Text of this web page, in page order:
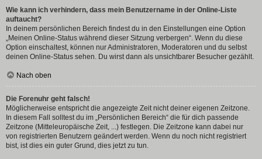
Wie kann ich verhindern, dass mein Benutzername in der Online-Liste
auftaucht?
In deinem persönlichen Bereich findest du in den Einstellungen eine Option
„Meinen Online-Status während dieser Sitzung verbergen“. Wenn du diese
Option einschaltest, können nur Administratoren, Moderatoren und du selbst
deinen Online-Status sehen. Du wirst dann als unsichtbarer Besucher gezählt.
Nach oben
Die Forenuhr geht falsch!
Möglicherweise entspricht die angezeigte Zeit nicht deiner eigenen Zeitzone.
In diesem Fall solltest du im „Persönlichen Bereich“ die für dich passende
Zeitzone (Mitteleuropäische Zeit, ...) festlegen. Die Zeitzone kann dabei nur
von registrierten Benutzern geändert werden. Wenn du noch nicht registriert
bist, ist dies ein guter Grund, dies jetzt zu tun.